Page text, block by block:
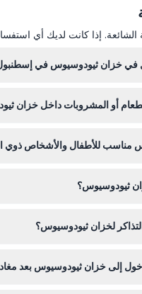
الشائعة. إذا كانت لديك أي
في خزان ثيودوسيوس في
أو المشروبات داخل خزان
للأطفال والأشخاص ذوي
في الاعتبار قبل الحجز.
ثيودوسيوس؟
لخزان ثيودوسيوس؟
إلى خزان ثيودوسيوس بعد